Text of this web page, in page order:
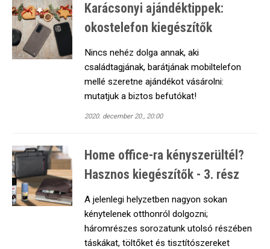
Karácsonyi ajándéktippek:
okostelefon kiegészítők
Nincs nehéz dolga annak, aki
családtagjának, barátjának mobiltelefon
mellé szeretne ajándékot vásárolni:
mutatjuk a biztos befutókat!
2020. december 20., 20:00
Home office-ra kényszerültél?
Hasznos kiegészítők - 3. rész
A jelenlegi helyzetben nagyon sokan
kénytelenek otthonról dolgozni;
háromrészes sorozatunk utolsó részében
táskákat, töltőket és tisztítószereket